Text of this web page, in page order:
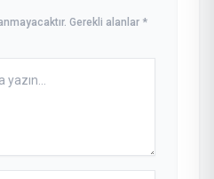
Gerekli alanlar *